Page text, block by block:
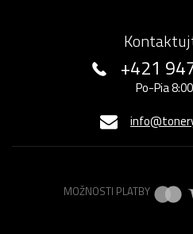
+421
Po-Pia
MOŽNOSTI PLATBY